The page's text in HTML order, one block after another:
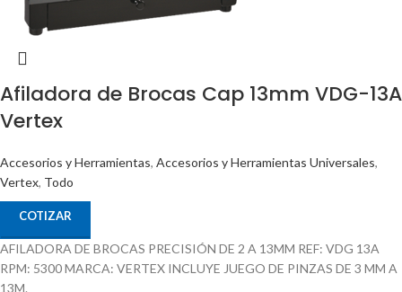
Afiladora de Brocas Cap 13mm VDG-13A
Vertex
Accesorios y Herramientas, Accesorios y Herramientas Universales,
Vertex, Todo
COTIZAR
AFILADORA DE BROCAS PRECISIÓN DE 2 A 13MM REF: VDG 13A
RPM: 5300 MARCA: VERTEX INCLUYE JUEGO DE PINZAS DE 3 MM A
13M.